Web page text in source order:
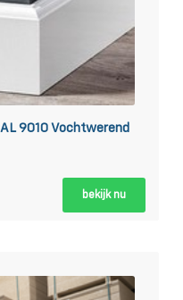
9010 Vochtwerend
bekijk nu